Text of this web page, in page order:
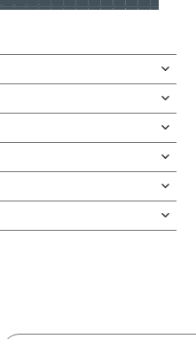
กันวาล์วน้ำไม่รั่วซึม 10 ปี
และไม่ขึ้นสนิม
ะ
ดวกมากยิ่งขึ้น
ของวาล์วน้ำ จึงกล้ารับประกัน
เกิดขึ้นกับผิวของสินค้าได้